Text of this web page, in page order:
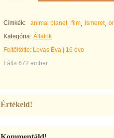
Címkék: animal planet film ismeret
Kategória: Állatok
Feltöltötte: Lovas Éva
16 éve
Látta 672 ember.
Értékeld!